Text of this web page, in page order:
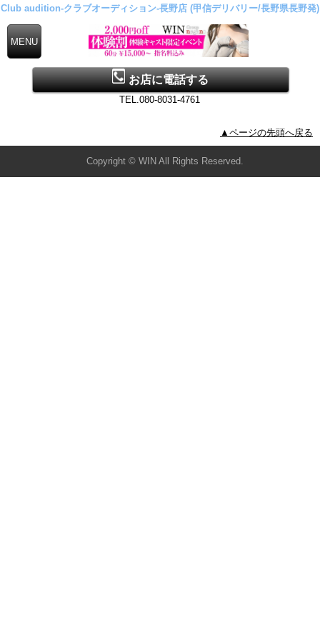
Club audition-クラブオーディション-長野店 (甲信デリバリー/長野県長野発)
お店に電話する
TEL.080-8031-4761
▲ページの先頭へ戻る
Copyright © WIN All Rights Reserved.